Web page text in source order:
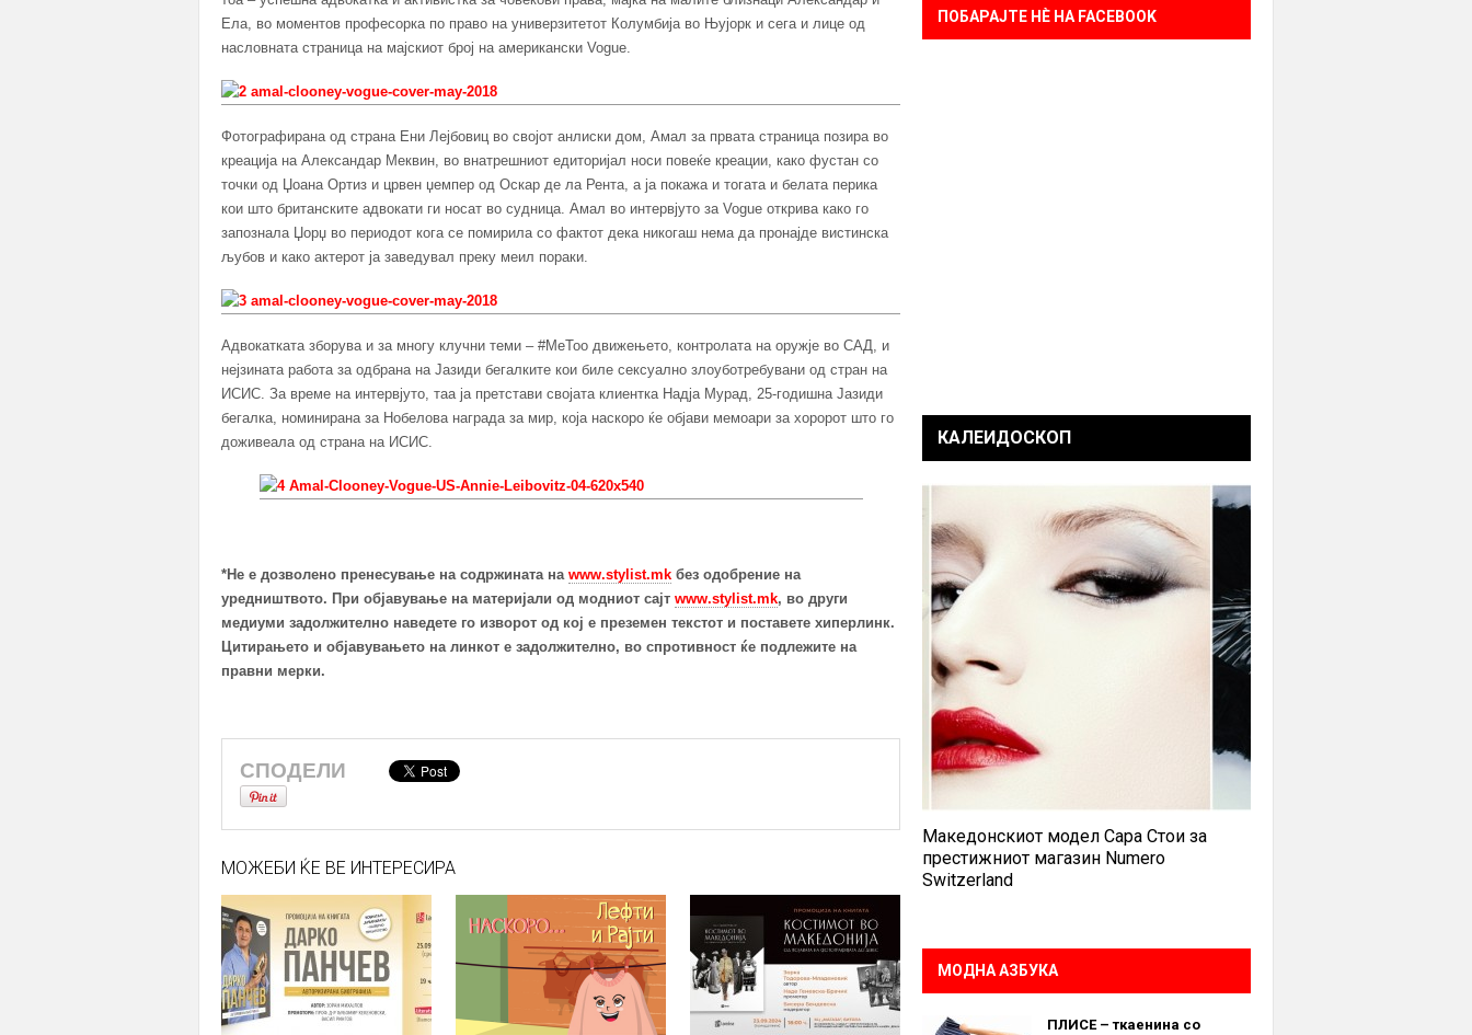
Ела, во моментов професорка по право на универзитетот Колумбија во Њујорк и сега и лице од
насловната страница на мајскиот број на американски Vogue.
Фотографирана од страна Ени Лејбовиц во својот анлиски дом, Амал за првата страница позира во
креација на Александар Меквин, во внатрешниот едиторијал носи повеќе креации, како фустан со
точки од Џоана Ортиз и црвен џемпер од Оскар де ла Рента, а ја покажа и тогата и белата перика
кои што британските адвокати ги носат во судница. Амал во интервјуто за Vogue открива како го
запознала Џорџ во периодот кога се помирила со фактот дека никогаш нема да пронајде вистинска
љубов и како актерот ја заведувал преку меил пораки.
Адвокатката зборува и за многу клучни теми – #МеToo движењето, контролата на оружје во САД, и
нејзината работа за одбрана на Јазиди бегалките кои биле сексуално злоуботребувани од стран на
ИСИС. За време на интервјуто, таа ја претстави својата клиентка Надја Мурад, 25-годишна Јазиди
бегалка, номинирана за Нобелова награда за мир, која наскоро ќе објави мемоари за хоророт што го
доживеала од страна на ИСИС.
*Не е дозволено пренесување на содржината на www.stylist.mk без одобрение на
уредништвото. При објавување на материјали од модниот сајт www.stylist.mk, во други
медиуми задолжително наведете го изворот од кој е преземен текстот и поставете хиперлинк.
Цитирањето и објавувањето на линкот е задолжително, во спротивност ќе подлежите на
правни мерки.
СПОДЕЛИ
МОЖЕБИ ЌЕ ВЕ ИНТЕРЕСИРА
ПОБАРАЈТЕ НÈ НА FACEBOOK
КАЛЕИДОСКОП
Македонскиот модел Сара Стои за
престижниот магазин Numero
Switzerland
МОДНА АЗБУКА
ПЛИСЕ – ткаенина со